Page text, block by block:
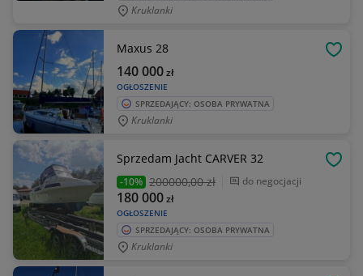
Kruklanki
Maxus 28
OGŁOSZENIE
140 000zł
SPRZEDAJĄCY: OSOBA PRYWATNA
Kruklanki
Sprzedam Jacht CARVER 32
-10% 200000,00 zł do negocjacji
OGŁOSZENIE
180 000zł
SPRZEDAJĄCY: OSOBA PRYWATNA
Kruklanki